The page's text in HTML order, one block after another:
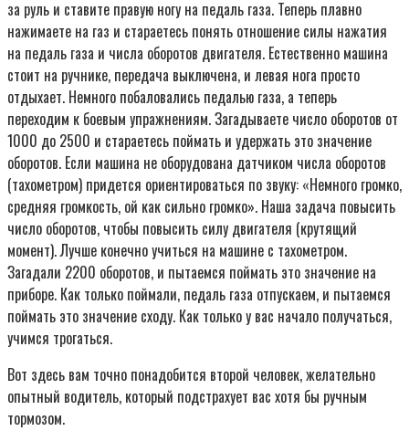
за руль и ставите правую ногу на педаль газа. Теперь плавно
нажимаете на газ и стараетесь понять отношение силы нажатия
на педаль газа и числа оборотов двигателя. Естественно машина
стоит на ручнике, передача выключена, и левая нога просто
отдыхает. Немного побаловались педалью газа, а теперь
переходим к боевым упражнениям. Загадываете число оборотов от
1000 до 2500 и стараетесь поймать и удержать это значение
оборотов. Если машина не оборудована датчиком числа оборотов
(тахометром) придется ориентироваться по звуку: «Немного громко,
средняя громкость, ой как сильно громко». Наша задача повысить
число оборотов, чтобы повысить силу двигателя (крутящий
момент). Лучше конечно учиться на машине с тахометром.
Загадали 2200 оборотов, и пытаемся поймать это значение на
приборе. Как только поймали, педаль газа отпускаем, и пытаемся
поймать это значение сходу. Как только у вас начало получаться,
учимся трогаться.
Вот здесь вам точно понадобится второй человек, желательно
опытный водитель, который подстрахует вас хотя бы ручным
тормозом.